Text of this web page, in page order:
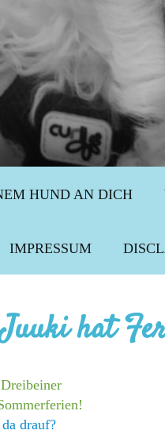
HUND AN DICH
IMPRESSUM
Juuki hat
drauf?